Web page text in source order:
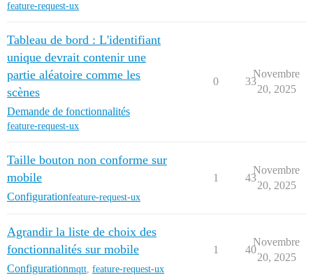
feature-request-ux
Tableau de bord : L'identifiant
unique devrait contenir une
partie aléatoire comme les
scènes
Demande de fonctionnalités
feature-request-ux
0 33
Novembre
20, 2025
Taille bouton non conforme sur
mobile
Configurationfeature-request-ux
1 43
Novembre
20, 2025
Agrandir la liste de choix des
fonctionnalités sur mobile
Configurationmqtt feature-request-ux
1 40
Novembre
20, 2025